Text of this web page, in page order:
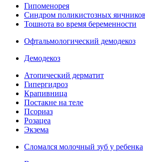
Гипоменорея
Синдром поликистозных яичников
Тошнота во время беременности
Офтальмологический демодекоз
Демодекоз
Атопический дерматит
Гипергидроз
Крапивница
Постакне на теле
Псориаз
Розацеа
Экзема
Сломался молочный зуб у ребенка